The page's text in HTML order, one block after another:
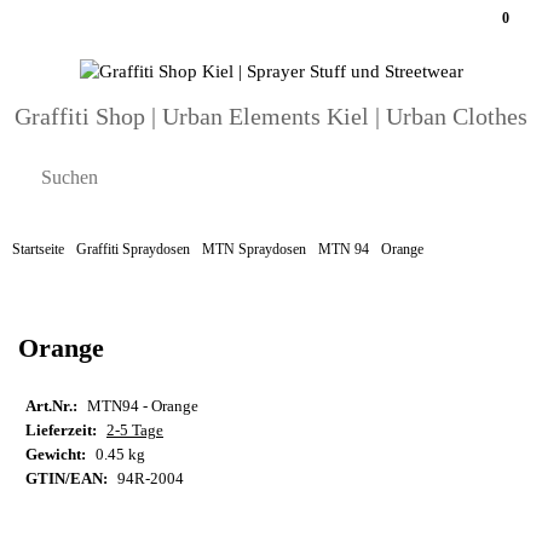
Graffiti Shop | Urban Elements Kiel | Urban Clothes
0
Startseite Graffiti Spraydosen MTN Spraydosen MTN 94 Orange
Orange
Art.Nr.:
MTN94 - Orange
Lieferzeit:
2-5 Tage
Gewicht:
0.45 kg
GTIN/EAN:
94R-2004